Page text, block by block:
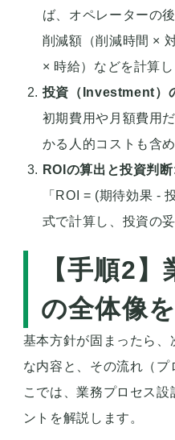
ば、オペレーターの
削減額（削減時間 ×
× 時給）などを計算し
投資（Investment）
初期費用や月額費用
かる人的コストも含
ROIの算出と投資判断
「ROI = (期待効果 -
式で計算し、投資の
【手順2
の全体像
基本方針が固まったら
な内容と、その流れ（プ
こでは、業務プロセス
ントを解説します。